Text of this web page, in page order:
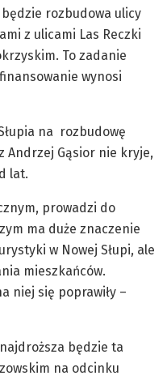
rozbudowa ulicy
z ulicami Las Reczki
To zadanie
wynosi
na rozbudowę
Andrzej Gąsior nie kryje,
lat.
prowadzi do
ma duże znaczenie
w Nowej Słupi, ale
mieszkańców.
niej się poprawiły –
będzie ta
na odcinku